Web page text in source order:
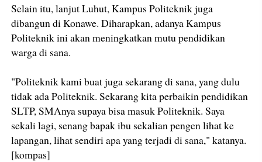
Selain itu, lanjut Luhut, Kampus Politeknik juga
dibangun di Konawe. Diharapkan, adanya Kampus
Politeknik ini akan meningkatkan mutu pendidikan
warga di sana.
"Politeknik kami buat juga sekarang di sana, yang dulu
tidak ada Politeknik. Sekarang kita perbaikin pendidikan
SLTP, SMAnya supaya bisa masuk Politeknik. Saya
sekali lagi, senang bapak ibu sekalian pengen lihat ke
lapangan, lihat sendiri apa yang terjadi di sana," katanya.
[kompas]